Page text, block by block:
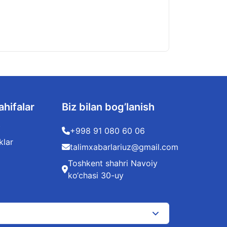
Biz bilan bog’lanish
+998 91 080 60 06
talimxabarlariuz@gmail.com
Toshkent shahri Navoiy
ko‘chasi 30-uy